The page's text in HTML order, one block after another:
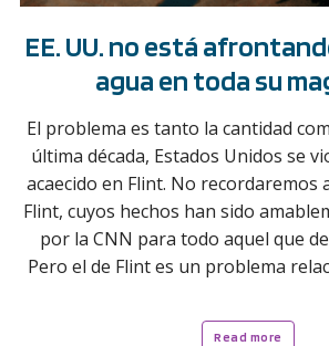
EE. UU. no está
agua en toda su
El problema es tanto la cantidad
última década, Estados Unidos se
acaecido en Flint. No recordaremos
Flint, cuyos hechos han sido
por la CNN para todo aquel que
Pero el de Flint es un problema
Read more